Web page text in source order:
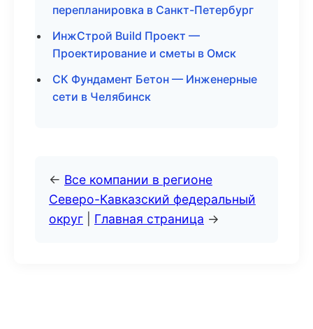
перепланировка в Санкт-Петербург
ИнжСтрой Build Проект —
Проектирование и сметы в Омск
СК Фундамент Бетон — Инженерные
сети в Челябинск
← Все компании в регионе
Северо-Кавказский федеральный
округ
Главная страница →